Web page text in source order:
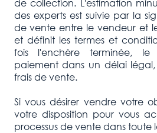
de collection. L'estimation
des experts est suivie par la
de vente entre le vendeur et
et définit les termes et
fois l'enchère terminée,
paiement dans un délai
frais de vente.
Si vous désirer vendre votre
votre disposition pour vous
processus de vente dans toute